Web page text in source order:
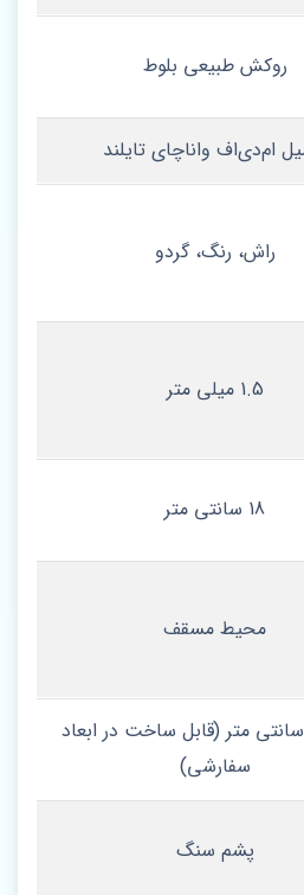
روکش طبیعی بلوط
راش، رنگ، گردو
1.5 میلی‌ متر
18 سانتی‌ متر
محیط مسقف
215×116 سانتی‌ متر (قابل ساخت در ابعاد
سفارشی)
پشم سنگ